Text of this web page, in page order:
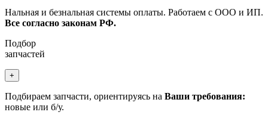
Нальная и безнальная системы оплаты. Работаем с ООО и ИП.
Все согласно законам РФ.
Подбор
запчастей
+
Подбираем запчасти, ориентируясь на Ваши требования:
новые или б/у.